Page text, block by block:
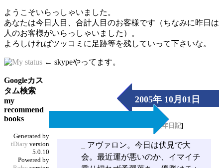
ようこそいらっしゃいました。
あなたは今日人目、合計人目のお客様です（ちなみに昨日は
人のお客様がいらっしゃいました）。
よろしければツッコミに足跡等を残していって下さいな。
← skypeやってます。
2005年 10月01日
（Sat）
長年日記]
アヴァロン。今日は伏見で大
会。最近運が悪いのか、イマイチ
Googleカス
タム検索
my
recommend
books
Generated by
tDiary version
5.0.10
Powered by